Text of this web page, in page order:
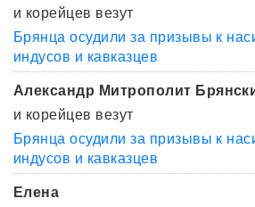
и корейцев везут
Брянца осудили за призывы к
индусов и кавказцев
Александр Митрополит
и корейцев везут
Брянца осудили за призывы к
индусов и кавказцев
Елена